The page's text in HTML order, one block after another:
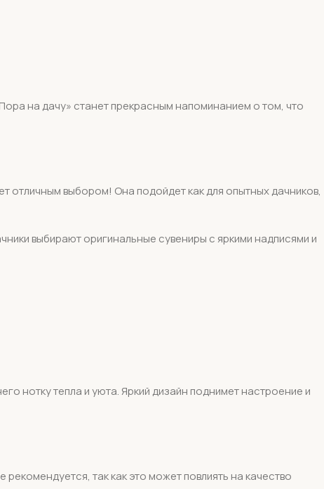
на дачу» станет прекрасным напоминанием о том, что
отличным выбором! Она подойдет как для опытных дачников,
выбирают оригинальные сувениры с яркими надписями и
нотку тепла и уюта. Яркий дизайн поднимет настроение и
так как это может повлиять на качество